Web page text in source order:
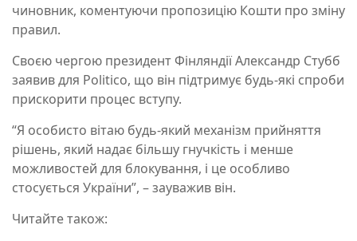
чиновник, коментуючи пропозицію Кошти про зміну
правил.
Своєю чергою президент Фінляндії Александр Стубб
заявив для Politico, що він підтримує будь-які спроби
прискорити процес вступу.
“Я особисто вітаю будь-який механізм прийняття
рішень, який надає більшу гнучкість і менше
можливостей для блокування, і це особливо
стосується України”, – зауважив він.
Читайте також: